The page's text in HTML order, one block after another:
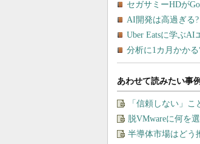
あわせて読みたい事
「信頼しない」
脱VMwareに何を
半導体市場はどう